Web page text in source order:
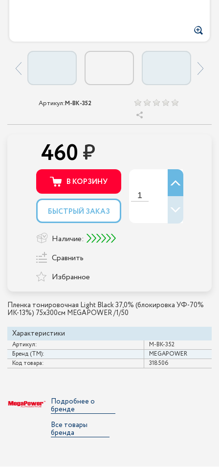
Артикул:M-BK-352
Пленка тонировочная Light Black 37,0% (блокировка УФ-70%
ИК-13%) 75х300см MEGAPOWER /1/50
Характеристики
Артикул:
M-BK-352
Бренд (ТМ):
MEGAPOWER
Код товара:
318506
460
В КОРЗИНУ
БЫСТРЫЙ ЗАКАЗ
Наличие:
Сравнить
Избранное
Подробнее о
бренде
Все товары
бренда